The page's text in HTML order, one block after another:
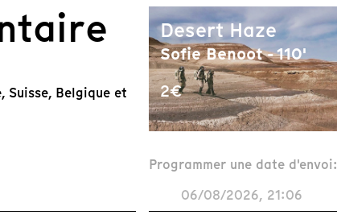
Suisse, Belgique et
Desert Haze
Sofie Benoot - 110'
2€
Programmer une date d'envoi: